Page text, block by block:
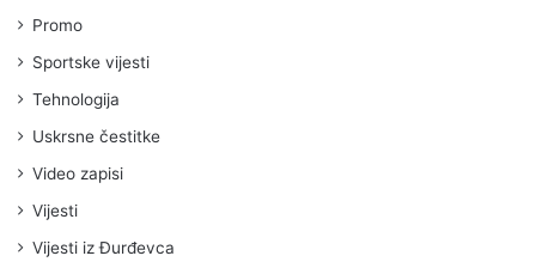
Promo
Sportske vijesti
Tehnologija
Uskrsne čestitke
Video zapisi
Vijesti
Vijesti iz Đurđevca